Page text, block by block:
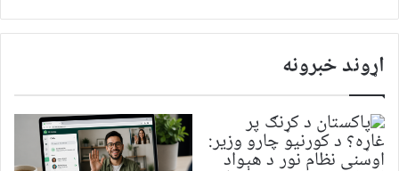
اړوند خبرونه